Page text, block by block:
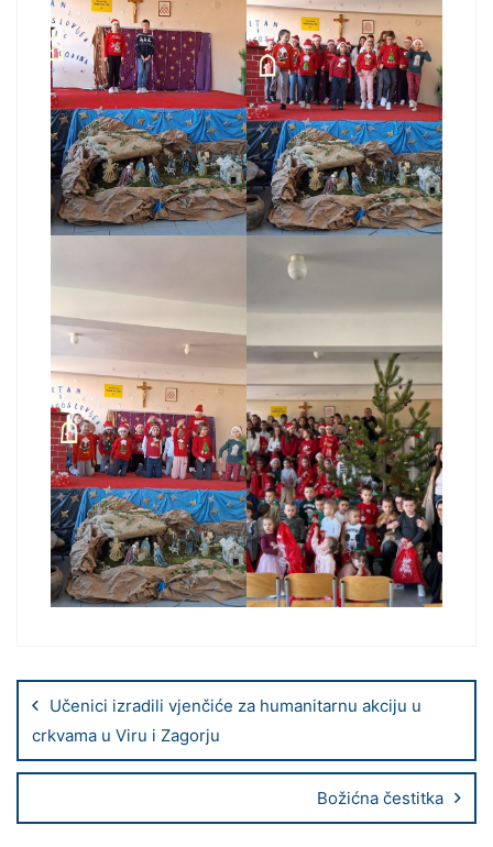
Učenici izradili vjenčiće za humanitarnu akciju u
crkvama u Viru i Zagorju
Božićna čestitka